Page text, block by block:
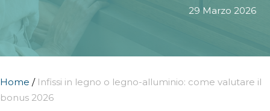
29 Marzo 2026
Home / Infissi in legno o legno-alluminio: come valutare il
bonus 2026